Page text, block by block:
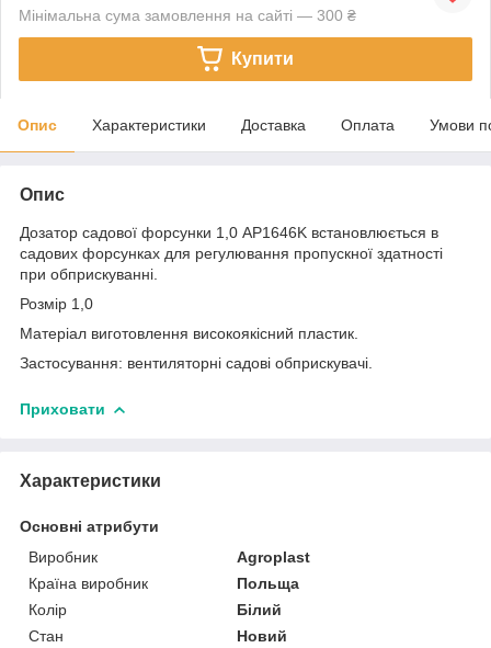
Мінімальна сума замовлення на сайті — 300 ₴
Купити
Опис Характеристики Доставка Оплата Умови
Опис
Дозатор садової форсунки 1,0 AP1646K встановлюється в
садових форсунках для регулювання пропускної здатності
при обприскуванні.
Розмір 1,0
Матеріал виготовлення високоякісний пластик.
Застосування: вентиляторні садові обприскувачі.
Приховати
Характеристики
Основні атрибути
Виробник
Agroplast
Країна виробник
Польща
Колір
Білий
Стан
Новий